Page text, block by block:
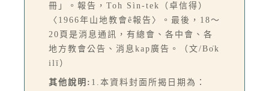
冊」。報告，Toh Sìn-tek（卓信得）
〈1966年山地教會ê報告〉。最後，18～
20頁是消息通訊，有總會、各中會、各
地方教會公告、消息kap廣告。（文/Bo̍k
ilī）
其他說明: 1.本資料封面所揭日期為：